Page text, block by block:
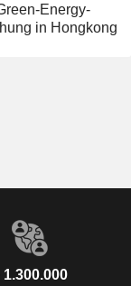
Energy-
in Hongkong
1.300.000